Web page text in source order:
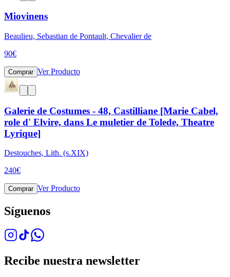
Miovinens
Beaulieu, Sebastian de Pontault, Chevalier de
90€
Comprar Ver Producto
Galerie de Costumes - 48, Castilliane [Marie Cabel,
role d' Elvire, dans Le muletier de Tolede, Theatre
Lyrique]
Destouches, Lith. (s.XIX)
240€
Comprar Ver Producto
Síguenos
Recibe nuestra newsletter